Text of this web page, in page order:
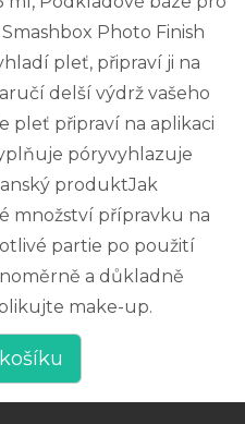
Photo Finish
pleť, připraví ji na
delší výdrž vašeho
pleť připraví na aplikaci
póryvyhlazuje
produktJak
množství přípravku na
partie po použití
a důkladně
make-up.